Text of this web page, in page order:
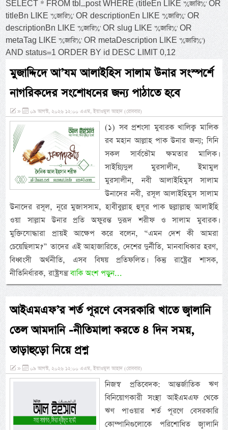
SELECT * FROM tbl_post WHERE (titleEn LIKE '%জারি%' OR
titleBn LIKE '%জারি%' OR descriptionEn LIKE '%জারি%' OR
descriptionBn LIKE '%জারি%' OR slug LIKE '%জারি%' OR
metaTag LIKE '%জারি%' OR metaDescription LIKE '%জারি%')
AND status=1 ORDER BY id DESC LIMIT 0,12
মুজাদ্দিদে আ’যম আলাইহিস সালাম উনার সংস্পর্শে
নাগরিকদের সংশোধনের জন্য পাঠাতে হবে
» ০৯ আগস্ট, ২০২৬ ১২:০০ এএম, ইয়াওমুল আহাদ (রোববার)
(১) সব প্রশংসা মুবারক খালিক্ব মালিক
রব মহান আল্লাহ পাক উনার জন্য; যিনি
সকল সার্বভৌম ক্ষমতার মালিক।
সাইয়্যিদুল মুরসালীন, ইমামুল
মুরসালীন, নবী আলাইহিমুস সালাম
উনাদের নবী, রসূল আলাইহিমুস সালাম
উনাদের রসূল, নূরে মুজাসসাম, হাবীবুল্লাহ হুযূর পাক ছল্লাল্লাহু আলাইহি
ওয়া সাল্লাম উনার প্রতি অফুরন্ত দুরূদ শরীফ ও সালাম মুবারক।
মুক্তিযোদ্ধারা প্রায়ই আক্ষেপ করে বলেন, “এমন দেশ কী আমরা
চেয়েছিলাম?” তাদের এই আহাজারিতে, দেশের দুর্নীতি, মানবাধিকার হরণ,
বিধ্বংসী অর্থনীতি, এসব বিষয় প্রতিফলিত। কিন্তু রাষ্ট্রের শাসক,
নীতিনির্ধারক, রাষ্ট্রযন্ত্রবাকি অংশ পড়ুন...
আইএমএফ’র শর্ত পূরণে বেসরকারি খাতে জ্বালানি
তেল আমদানি -নীতিমালা করতে ৪ দিন সময়,
তাড়াহুড়ো নিয়ে প্রশ্ন
» ০৯ আগস্ট, ২০২৬ ১২:০০ এএম, ইয়াওমুল আহাদ (রোববার)
নিজস্ব প্রতিবেদক: আন্তর্জাতিক ঋণ
বিনিয়োগকারী সংস্থা আইএমএফ থেকে
ঋণ পাওয়ার শর্ত পূরণে বেসরকারি
কোম্পানিগুলোকে পরিশোধিত জ্বালানি